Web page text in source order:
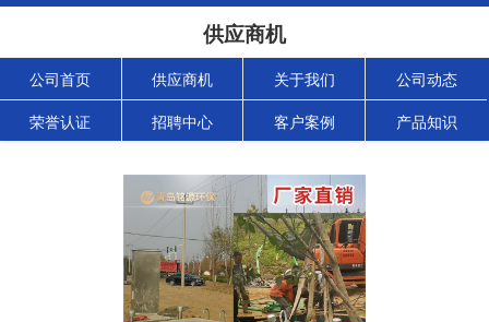
供应商机
公司首页 供应商机 关于我们 公司动态
荣誉认证 招聘中心 客户案例 产品知识